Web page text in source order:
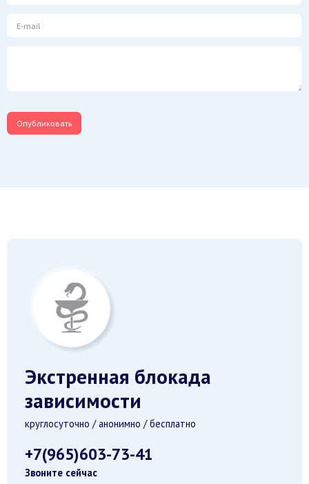
Экстренная блокада
зависимости
круглосуточно / анонимно / бесплатно
+7(965)603-73-41
Звоните сейчас